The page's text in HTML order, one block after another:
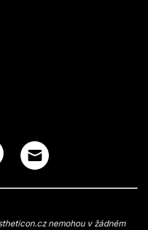
nemohou v žádném